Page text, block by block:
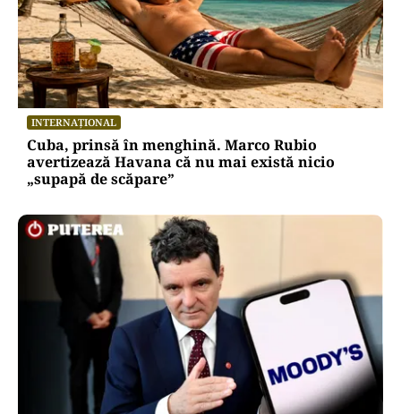
INTERNAȚIONAL
Cuba, prinsă în menghină. Marco Rubio
avertizează Havana că nu mai există nicio
„supapă de scăpare”